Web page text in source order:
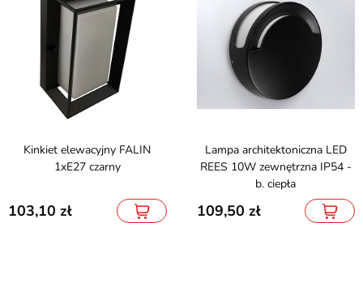
Kinkiet elewacyjny FALIN
1xE27 czarny
103,10
Lampa architektoniczna LED
REES 10W zewnętrzna IP54 -
b. ciepła
109,50